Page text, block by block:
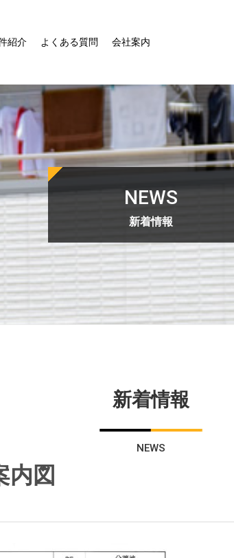
紹介 よくある質問 会社案内
NEWS
新着情報
新着情報
NEWS
図